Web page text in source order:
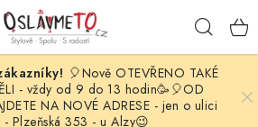
🎈Nově OTEVŘENO TAKÉ
- vždy od 9 do 13 hodin🥳🎈OD
NA NOVÉ ADRESE - jen o ulici
- Plzeňská 353 - u Alzy😉